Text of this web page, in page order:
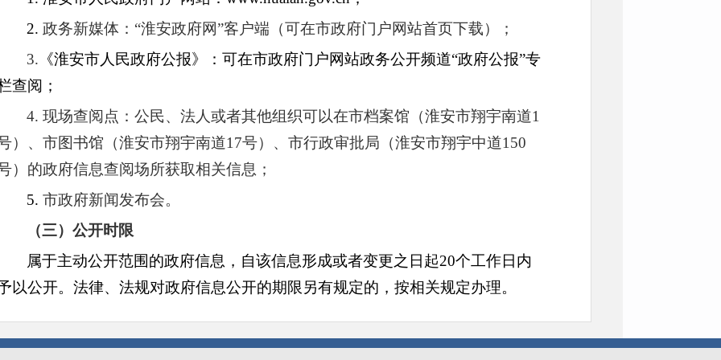
2. 政务新媒体： “淮安政府网”客户端（可在市政府门户网站首页下载）；
3. 《淮安市人民政府公报》：可在市政府门户网站政务公开频道“政府公报”专
查阅；
4. 现场查阅点：公民、法人或者其他组织可以在市档案馆（淮安市翔宇南道1
）、市图书馆（淮安市翔宇南道17号）、市行政审批局（淮安市翔宇中道150
）的政府信息查阅场所获取相关信息；
5. 市政府新闻发布会。
（三）公开时限
属于主动公开范围的政府信息，自该信息形成或者变更之日起20个工作日内
以公开。法律、法规对政府信息公开的期限另有规定的，按相关规定办理。
二、依申请公开
申请政府信息公开，首先要确定制作该信息的行政机关，由于各行政机关依据